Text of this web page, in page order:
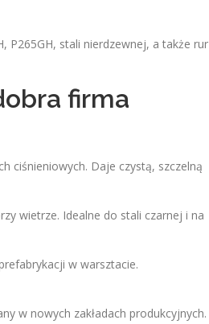
P265GH, stali nierdzewnej, a także rur
firma
ciśnieniowych. Daje czystą, szczelną
wietrze. Idealne do stali czarnej i na
w warsztacie.
w nowych zakładach produkcyjnych.